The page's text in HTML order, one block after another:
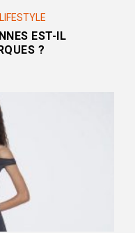
LIFESTYLE
EST-IL
?